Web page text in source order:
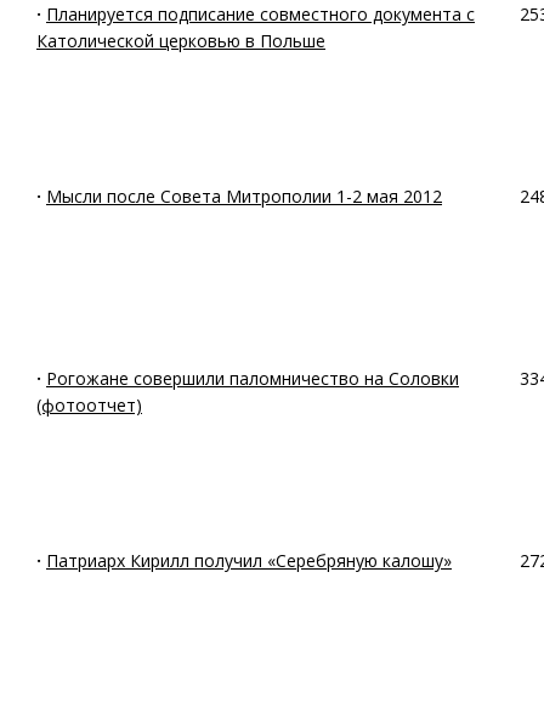
· Планируется подписание совместного документа с
Католической церковью в Польше
· Мысли после Совета Митрополии 1-2 мая 2012
· Рогожане совершили паломничество на Соловки
(фотоотчет)
· Патриарх Кирилл получил «Серебряную калошу»